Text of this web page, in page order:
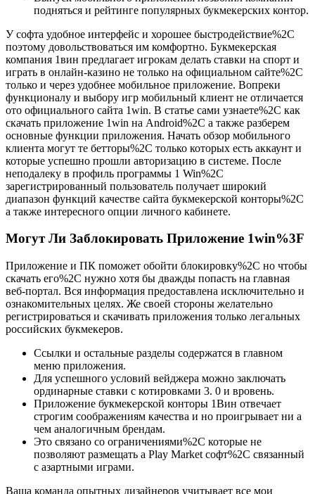
подняться и рейтинге популярных букмекерских контор.
У софта удобное интерфейс и хорошее быстродействие%2C
поэтому довольствоваться им комфортно. Букмекерская
компания 1вин предлагает игрокам делать ставки на спорт и
играть в онлайн-казино не только на официальном сайте%2C
только и через удобнее мобильное приложение. Вопреки
функционалу и выбору игр мобильный клиент не отличается
ото официального сайта 1win. В статье сами узнаете%2C как
скачать приложение 1win на Android%2C а также разберем
основные функции приложения. Начать обзор мобильного
клиента могут те бетторы%2C только которых есть аккаунт и
которые успешно прошли авторизацию в системе. После
неподалеку в профиль программы 1 Win%2C
зарегистрированный пользователь получает широкий
диапазон функций качестве сайта букмекерской конторы%2C
а также интересного опции личного кабинете.
Могут Ли Заблокировать Приложение 1win%3F
Приложение и ПК поможет обойти блокировку%2C но чтобы
скачать его%2C нужно хотя бы дважды попасть на главная
веб-портал. Вся информация предоставлена исключительно и
ознакомительных целях. Же своей стороны желательно
регистрироваться и скачивать приложения только легальных
российских букмекеров.
Ссылки и остальные разделы содержатся в главном
меню приложения.
Для успешного условий вейджера можно заключать
ординарные ставки с котировками 3. 0 и вровень.
Приложение букмекерской конторы 1Вин отвечает
строгим соображениям качества и но проигрывает ни а
чем аналогичным брендам.
Это связано со ограничениями%2C которые не
позволяют размещать а Play Market софт%2C связанный
с азартными играми.
Ваша команда опытных дизайнеров учитывает все мои